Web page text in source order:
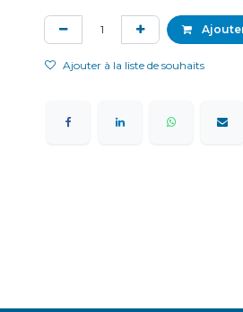
Ajouter à la liste de souhaits